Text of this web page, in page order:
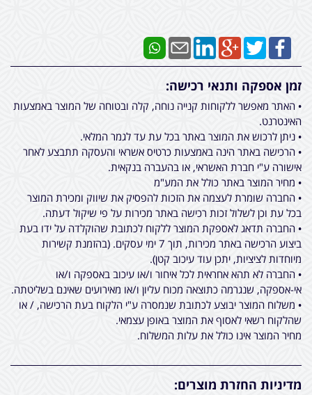
זמן אספקה ותנאי רכישה:
• האתר מאפשר ללקוחות קנייה נוחה, קלה ובטוחה של המוצר באמצעות
האינטרנט.
• ניתן לרכוש את המוצר באתר בכל עת עד לגמר המלאי.
• הרכישה באתר הינה באמצעות כרטיס אשראי והעסקה תתבצע לאחר
אישורה ע"י חברת האשראי, או בהעברה בנקאית.
• מחיר המוצר באתר כולל את המע"מ
• החברה שומרת לעצמה את הזכות להפסיק את שיווק ומכירת המוצר
בכל עת וכן לשלול זכות רכישה באתר מכירות על פי שיקול דעתה.
• החברה תדאג לאספקת המוצר ללקוח לכתובת שהוקלדה על ידו בעת
ביצוע הרכישה באתר מכירות, תוך 7 ימי עסקים. (בהזמנת קשירות
מיוחדות לציציות, יתכן עוד עיכוב קטן).
• החברה לא תהא אחראית לכל איחור ו/או עיכוב באספקה ו/או
אי-אספקה, שנגרמה כתוצאה מכוח עליון ו/או מאירועים שאינם בשליטתה.
• משלוח המוצר יבוצע לכתובת שנמסרה ע"י הלקוח בעת הרכישה, / או
שהלקוח רשאי לאסוף את המוצר באופן עצמאי.
מחיר המוצר אינו כולל את עלות המשלוח.
מדיניות החזרת מוצרים: